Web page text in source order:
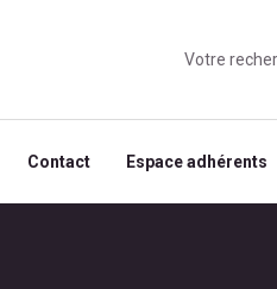
Contact Espace adhérents